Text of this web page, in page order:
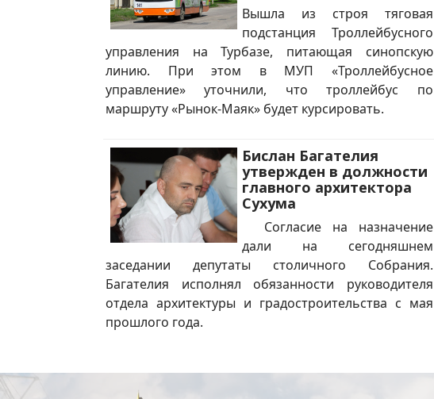
Вышла из строя тяговая
подстанция Троллейбусного
управления на Турбазе, питающая синопскую
линию. При этом в МУП «Троллейбусное
управление» уточнили, что троллейбус по
маршруту «Рынок-Маяк» будет курсировать.
Бислан Багателия
утвержден в должности
главного архитектора
Сухума
Согласие на назначение
дали на сегодняшнем
заседании депутаты столичного Собрания.
Багателия исполнял обязанности руководителя
отдела архитектуры и градостроительства с мая
прошлого года.